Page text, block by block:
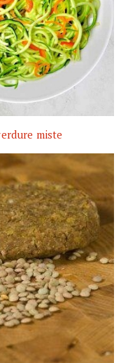
miste